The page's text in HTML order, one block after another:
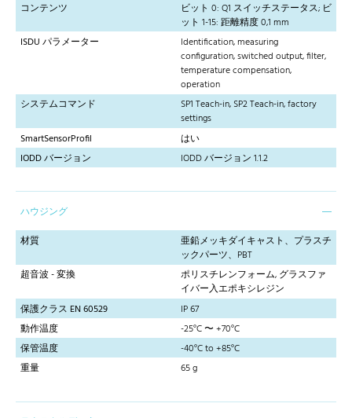
コンテンツ
ビット 0: Q1 スイッチステータス; ビ
ット 1-15: 距離精度 0,1 mm
ISDU パラメーター
Identification, measuring
configuration, switched output, filter,
temperature compensation,
operation
システムコマンド
SP1 Teach-in, SP2 Teach-in, factory
settings
SmartSensorProfil
はい
IODD バージョン
IODD バージョン 1.1.2
ハウジング
材質
亜鉛メッキダイキャスト、プラスチ
ックパーツ、PBT
超音波 - 変換
ポリスチレンフォーム, グラスファ
イバー入エポキシレジン
保護クラス EN 60529
IP 67
動作温度
-25°C 〜 +70°C
保管温度
-40°C to +85°C
重量
65 g